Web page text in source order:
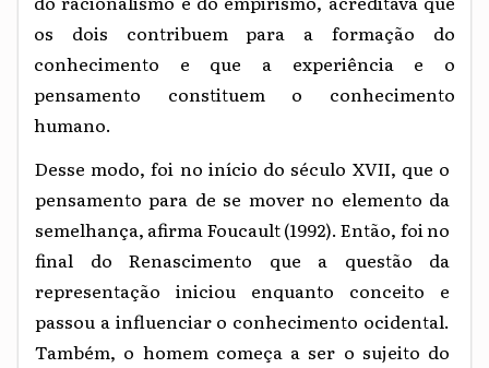
os dois contribuem para a formação do
conhecimento e que a experiência e o
pensamento constituem o conhecimento
humano.
Desse modo, foi no início do século XVII, que o
pensamento para de se mover no elemento da
semelhança, afirma Foucault (1992). Então, foi no
final do Renascimento que a questão da
representação iniciou enquanto conceito e
passou a influenciar o conhecimento ocidental.
Também, o homem começa a ser o sujeito do